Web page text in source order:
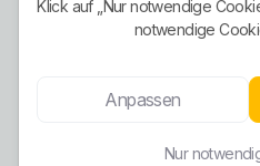
Die Struktur ist damit
Standardversorgung für
moderne Option für
Ökostrom-
Klick auf „Nur notwendige
notwendige
Anpassen
Nur